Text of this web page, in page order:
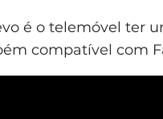
é o telemóvel ter
compatível com